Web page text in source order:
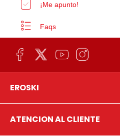
¡Me apunto!
Faqs
EROSKI
ATENCION AL CLIENTE